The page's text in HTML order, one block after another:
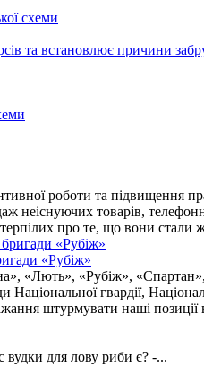
схеми
та встановлює причини
роботи та підвищення
неіснуючих товарів,
про те, що вони стали
«Рубіж»
«Лють», «Рубіж»,
Національної гвардії,
штурмувати наші позиції
вудки для лову риби є? -...